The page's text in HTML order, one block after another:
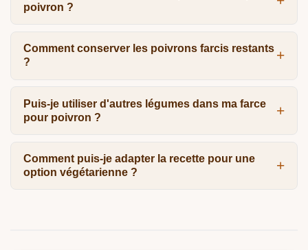
poivron ?
Comment conserver les poivrons farcis restants
?
Puis-je utiliser d'autres légumes dans ma farce
pour poivron ?
Comment puis-je adapter la recette pour une
option végétarienne ?